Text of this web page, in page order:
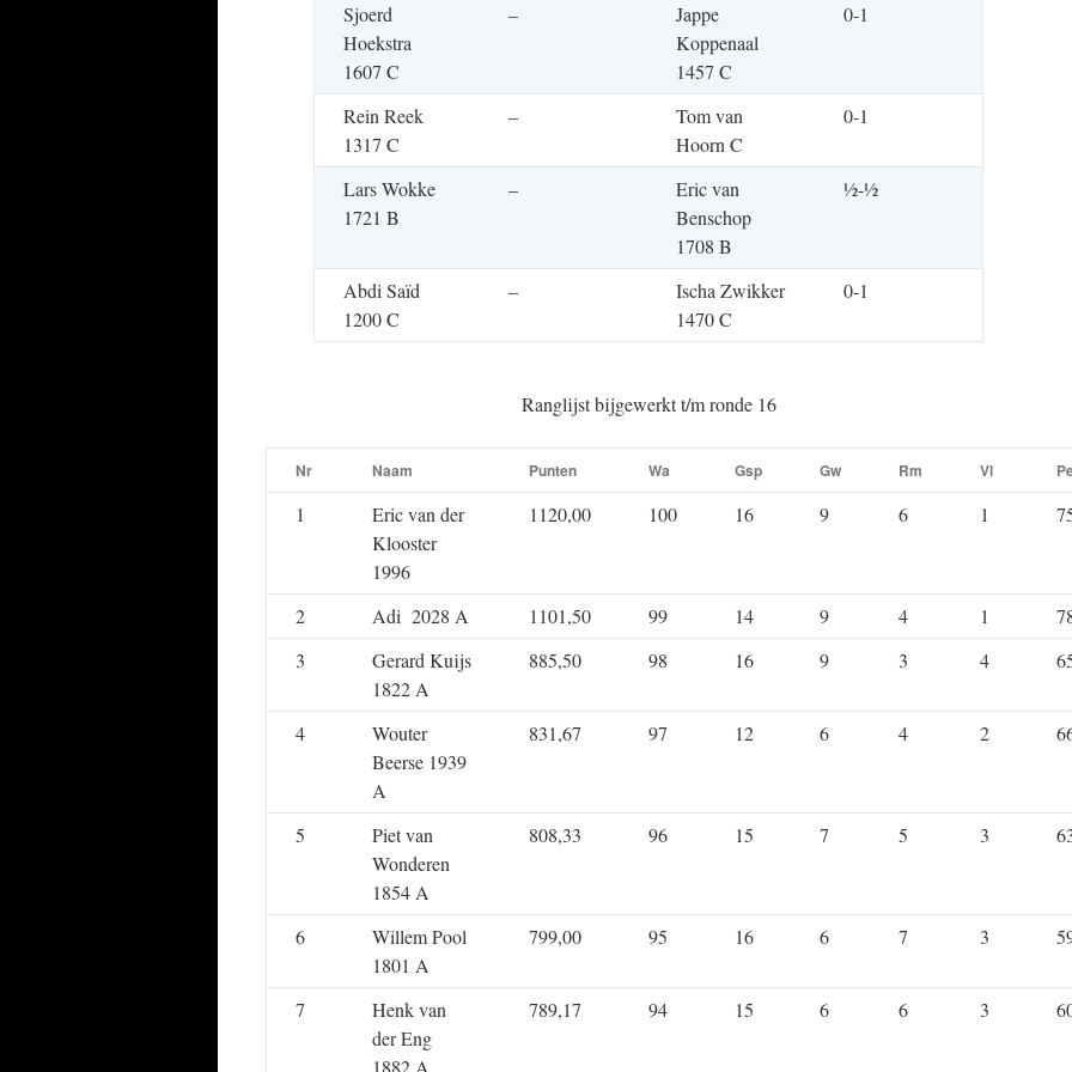
Sjoerd
Hoekstra
1607 C
–
Jappe
Koppenaal
1457 C
0-1
Rein Reek
1317 C
–
Tom van
Hoorn C
0-1
Lars Wokke
1721 B
–
Eric van
Benschop
1708 B
½-½
Abdi Saïd
1200 C
–
Ischa Zwikker
1470 C
0-1
Ranglijst bijgewerkt t/m ronde 16
Nr Naam Punten Wa Gsp Gw Rm Vl
1
Eric van der
Klooster
1996
1120,00 100 16 9 6 1
2 Adi 2028 A 1101,50 99 14 9 4 1
3
Gerard Kuijs
1822 A
885,50 98 16 9 3 4
4
Wouter
Beerse 1939
A
831,67 97 12 6 4 2
5
Piet van
Wonderen
1854 A
808,33 96 15 7 5 3
6
Willem Pool
1801 A
799,00 95 16 6 7 3
7
Henk van
der Eng
1882 A
789,17 94 15 6 6 3